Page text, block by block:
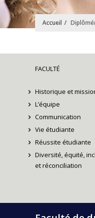
Accueil
FACULTÉ
Historique et
L’équipe
Communication
Vie étudiante
Réussite étudiante
Diversité, équité,
et réconciliation